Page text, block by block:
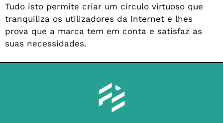
Tudo isto permite criar um círculo virtuoso que
tranquiliza os utilizadores da Internet e lhes
prova que a marca tem em conta e satisfaz as
suas necessidades.